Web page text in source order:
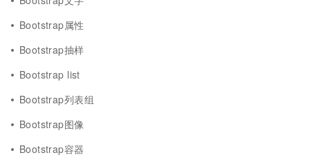
Bootstrap属性
Bootstrap抽样
Bootstrap list
Bootstrap列表组
Bootstrap图像
Bootstrap容器